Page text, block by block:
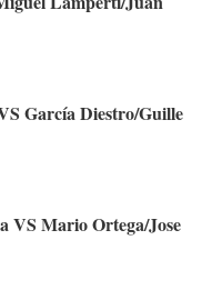
García Diestro/Guille
VS Mario Ortega/Jose